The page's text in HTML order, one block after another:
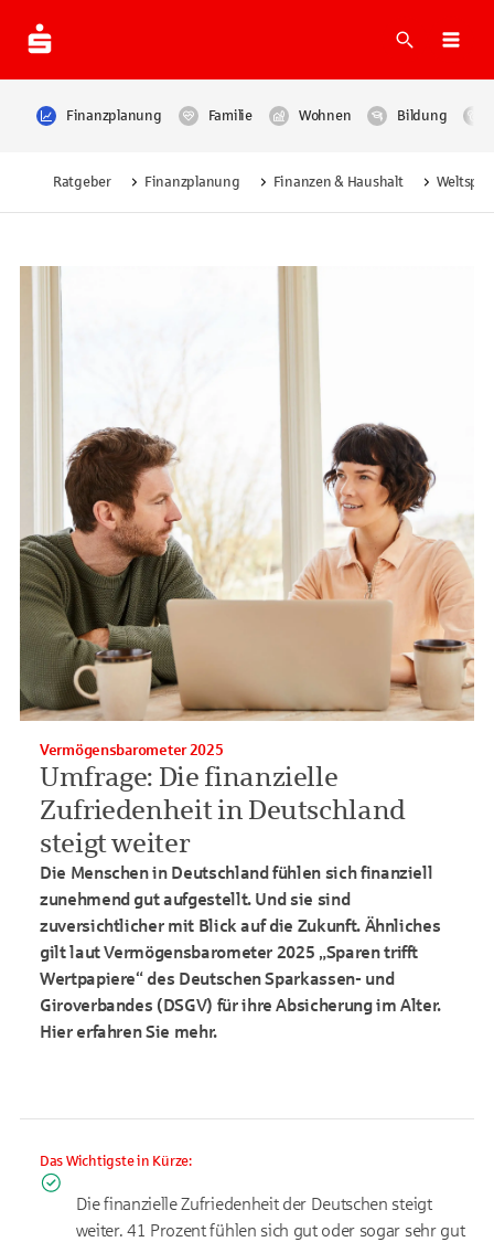
Suche
Finanzplanung Familie Wohnen Bildung
Ratgeber Finanzplanung Finanzen & Haushalt
Umfrage: Die finanzielle
Zufriedenheit in Deutschland
steigt weiter
Vermögensbarometer 2025
Die Menschen in Deutschland fühlen sich finanziell
zunehmend gut aufgestellt. Und sie sind
zuversichtlicher mit Blick auf die Zukunft. Ähnliches
gilt laut Vermögensbarometer 2025 „Sparen trifft
Wertpapiere“ des Deutschen Sparkassen- und
Giroverbandes (DSGV) für ihre Absicherung im Alter.
Hier erfahren Sie mehr.
Das Wichtigste in Kürze:
Die finanzielle Zufriedenheit der Deutschen steigt
weiter. 41 Prozent fühlen sich gut oder sogar sehr gut